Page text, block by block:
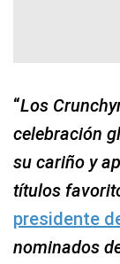
“Los
celebración
su cariño y
títulos
presidente
nominados